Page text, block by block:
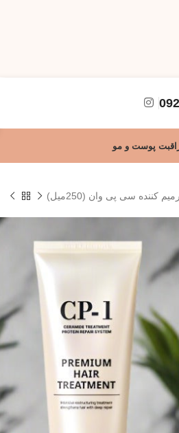
پوست و مو
کننده سی پی وان (250میل)